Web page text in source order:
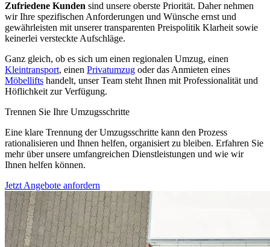
Zufriedene Kunden sind unsere oberste Priorität. Daher nehmen
wir Ihre spezifischen Anforderungen und Wünsche ernst und
gewährleisten mit unserer transparenten Preispolitik Klarheit sowie
keinerlei versteckte Aufschläge.
Ganz gleich, ob es sich um einen regionalen Umzug, einen
Kleintransport, einen Privatumzug oder das Anmieten eines
Möbellifts handelt, unser Team steht Ihnen mit Professionalität und
Höflichkeit zur Verfügung.
Trennen Sie Ihre Umzugsschritte
Eine klare Trennung der Umzugsschritte kann den Prozess
rationalisieren und Ihnen helfen, organisiert zu bleiben. Erfahren Sie
mehr über unsere umfangreichen Dienstleistungen und wie wir
Ihnen helfen können.
Jetzt Angebote anfordern